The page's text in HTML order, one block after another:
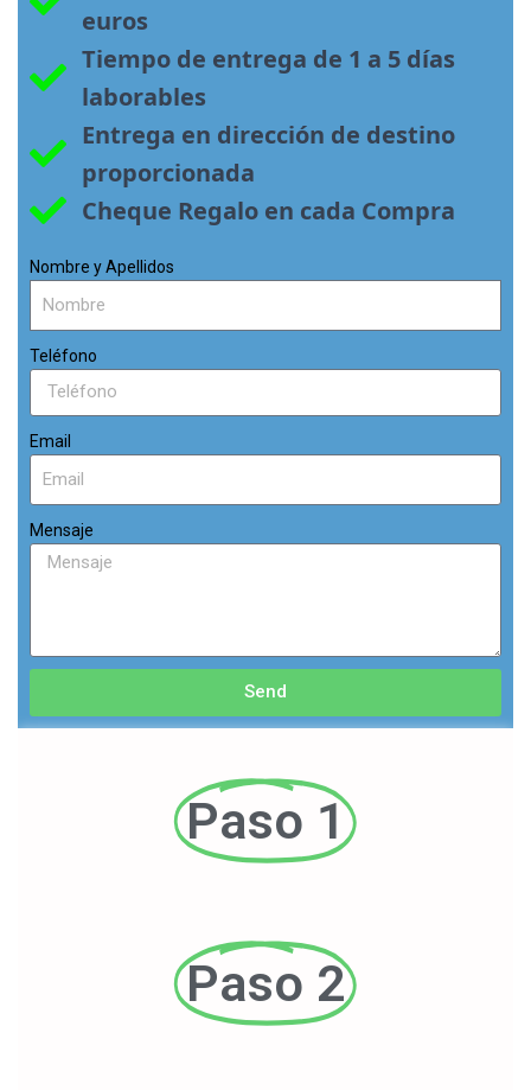
euros
Tiempo de entrega de 1 a 5 días
laborables
Entrega en dirección de destino
proporcionada
Cheque Regalo en cada Compra
Nombre y Apellidos
Teléfono
Email
Mensaje
Send
Paso 1
Paso 2